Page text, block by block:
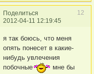
Поделиться
12
2012-04-11 12:19:45
я так боюсь, что меня
опять понесет в какие-
нибудь увлечения
побочные
мне бы